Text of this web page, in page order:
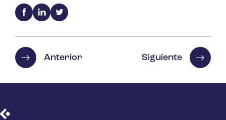
Anterior Siguiente